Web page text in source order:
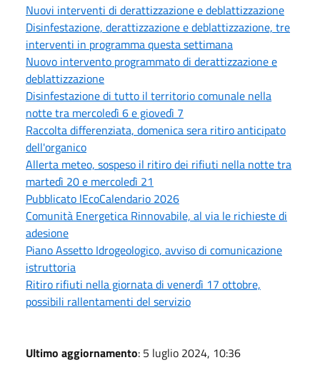
Nuovi interventi di derattizzazione e deblattizzazione
Disinfestazione, derattizzazione e deblattizzazione, tre
interventi in programma questa settimana
Nuovo intervento programmato di derattizzazione e
deblattizzazione
Disinfestazione di tutto il territorio comunale nella
notte tra mercoledì 6 e giovedì 7
Raccolta differenziata, domenica sera ritiro anticipato
dell'organico
Allerta meteo, sospeso il ritiro dei rifiuti nella notte tra
martedì 20 e mercoledì 21
Pubblicato lEcoCalendario 2026
Comunità Energetica Rinnovabile, al via le richieste di
adesione
Piano Assetto Idrogeologico, avviso di comunicazione
istruttoria
Ritiro rifiuti nella giornata di venerdì 17 ottobre,
possibili rallentamenti del servizio
Ultimo aggiornamento: 5 luglio 2024, 10:36